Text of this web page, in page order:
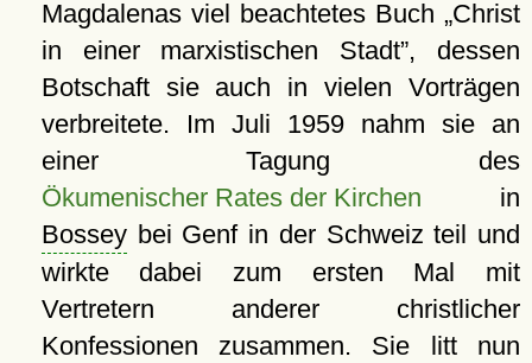
Magdalenas viel beachtetes Buch
Christ
in einer marxistischen Stadt , dessen
Botschaft sie auch in vielen Vorträgen
verbreitete. Im Juli 1959 nahm sie an
einer Tagung des
Ökumenischer Rates der Kirchen in
Bosseybei Genf in der Schweiz teil und
wirkte dabei zum ersten Mal mit
Vertretern anderer christlicher
Konfessionen zusammen. Sie litt nun